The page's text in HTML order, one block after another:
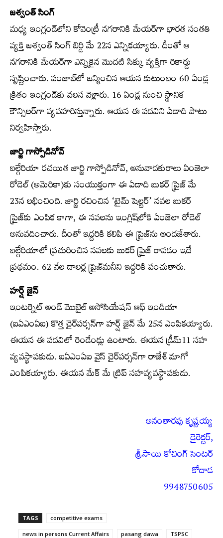
జశ్వంత్‌ సింగ్‌
మధ్య ఇంగ్లండ్‌లోని కోవెంట్రీ నగరానికి మేయర్‌గా భారత సంతతి
వ్యక్తి జశ్వంత్‌ సింగ్‌ బిర్డి మే 22న ఎన్నికయ్యారు. దీంతో ఆ
నగరానికి మేయర్‌గా ఎన్నికైన మొదటి సిక్కు వ్యక్తిగా రికార్డు
సృష్టించారు. పంజాబ్‌లో జన్మించిన ఆయన కుటుంబం 60 ఏండ్ల
క్రితం ఇంగ్లండ్‌కు వలస వెళ్లారు. 16 ఏండ్ల నుంచి స్థానిక
కౌన్సిలర్‌గా వ్యవహరిస్తున్నారు. ఆయన ఈ పదవిని ఏడాది పాటు
నిర్వహిస్తారు.
జార్జి గాస్పోడినోవ్‌
బల్గేరియా రచయిత జార్జి గాస్పోడినోవ్‌, అనువాదకురాలు ఏంజెలా
రోడెల్‌ (అమెరికా)కు సంయుక్తంగా ఈ ఏడాది బుకర్‌ ప్రైజ్‌ మే
23న లభించింది. జార్జి రచించిన ‘టైమ్‌ షెల్టర్‌’ నవల బుకర్‌
ప్రైజ్‌కు ఎంపిక కాగా, ఈ నవలను ఇంగ్లిష్‌లోకి ఏంజెలా రోడెల్‌
అనువదించారు. దీంతో ఇద్దరికి కలిపి ఈ ప్రైజ్‌ను అందజేశారు.
బల్గేరియాలో ప్రచురించిన నవలకు బుకర్‌ ప్రైజ్‌ రావడం ఇదే
ప్రథమం. 62 వేల డాలర్ల ప్రైజ్‌మనీని ఇద్దరికి పంచుతారు.
హర్ష్‌ జైన్‌
ఇంటర్నెట్‌ అండ్‌ మొబైల్‌ అసోసియేషన్‌ ఆఫ్‌ ఇండియా
(ఐఏఎంఏఐ) కొత్త చైర్‌పర్సన్‌గా హర్ష్‌ జైన్‌ మే 25న ఎంపికయ్యారు.
ఈయన ఈ పదవిలో రెండేండ్లు ఉంటారు. ఈయన డ్రీమ్‌11 సహ
వ్యవస్థాపకుడు. ఐఏఎంఏఐ వైస్‌ చైర్‌పర్సన్‌గా రాజేశ్‌ మాగో
ఎంపికయ్యారు. ఈయన మేక్‌ మే ట్రిప్‌ సహవ్యవస్థాపకుడు.
అనంతారపు కృష్ణయ్య
డైరెక్టర్‌,
శ్రీసాయి కోచింగ్‌ సెంటర్‌
కోదాడ
9948750605
TAGS competitive exams
news in persons Current Affairs pasang dawa TSPSC